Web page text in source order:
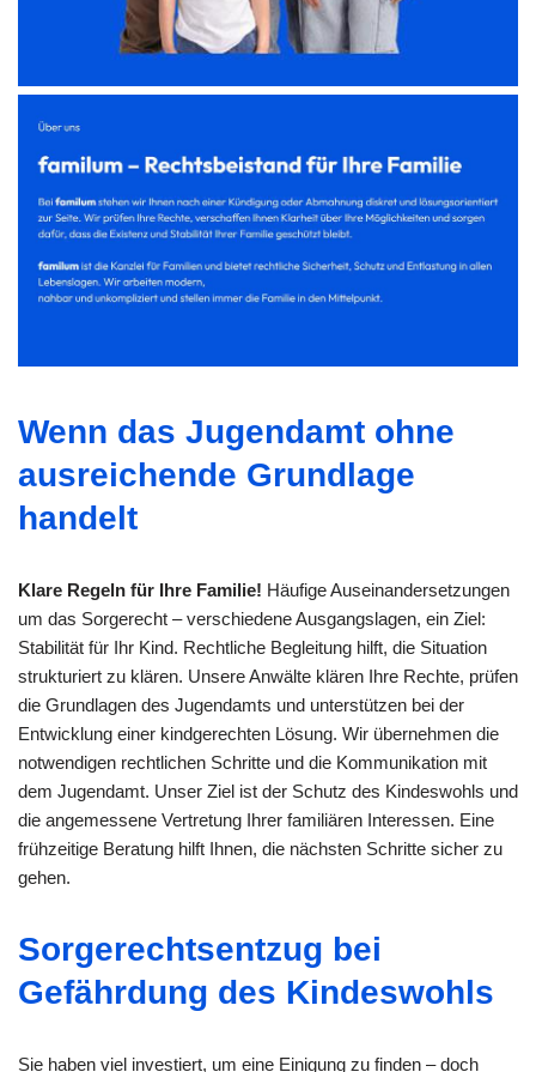
Wenn das Jugendamt ohne
ausreichende Grundlage
handelt
Klare Regeln für Ihre Familie! Häufige Auseinandersetzungen
um das Sorgerecht – verschiedene Ausgangslagen, ein Ziel:
Stabilität für Ihr Kind. Rechtliche Begleitung hilft, die Situation
strukturiert zu klären. Unsere Anwälte klären Ihre Rechte, prüfen
die Grundlagen des Jugendamts und unterstützen bei der
Entwicklung einer kindgerechten Lösung. Wir übernehmen die
notwendigen rechtlichen Schritte und die Kommunikation mit
dem Jugendamt. Unser Ziel ist der Schutz des Kindeswohls und
die angemessene Vertretung Ihrer familiären Interessen. Eine
frühzeitige Beratung hilft Ihnen, die nächsten Schritte sicher zu
gehen.
Sorgerechtsentzug bei
Gefährdung des Kindeswohls
Sie haben viel investiert, um eine Einigung zu finden – doch